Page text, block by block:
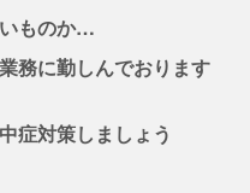
ものか…
務に勤しんでおります
症対策しましょう